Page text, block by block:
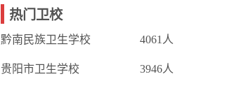
热门卫校
黔南民族卫生学校 4061人
贵阳市卫生学校 3946人